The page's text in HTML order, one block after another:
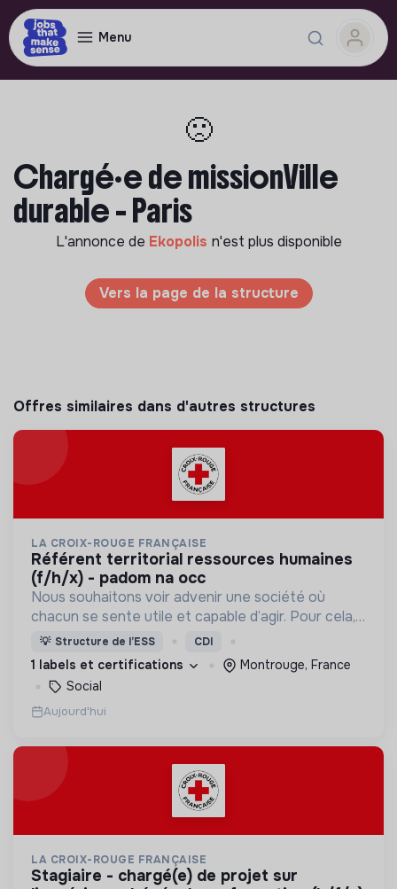
Menu
🙁
Chargé·e de missionVille
durable - Paris
L'annonce de Ekopolis n'est plus disponible
Vers la page de la structure
Offres similaires dans d'autres structures
LA CROIX-ROUGE FRANÇAISE
référent territorial ressources humaines
(f/h/x) - padom na occ
Nous souhaitons voir advenir une société où
chacun se sente utile et capable d’agir. Pour cela,
nous proposons des moyens et des lieux
d’engagement innovants et adaptés à tous.
💡 Structure de l’ESS CDI
1 labels et certifications
Montrouge, France
Social
Aujourd'hui
LA CROIX-ROUGE FRANÇAISE
stagiaire - chargé(e) de projet sur